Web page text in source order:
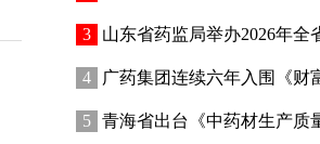
山东省药监局举办2026年全
广药集团连续六年入围《财
青海省出台《中药材生产质